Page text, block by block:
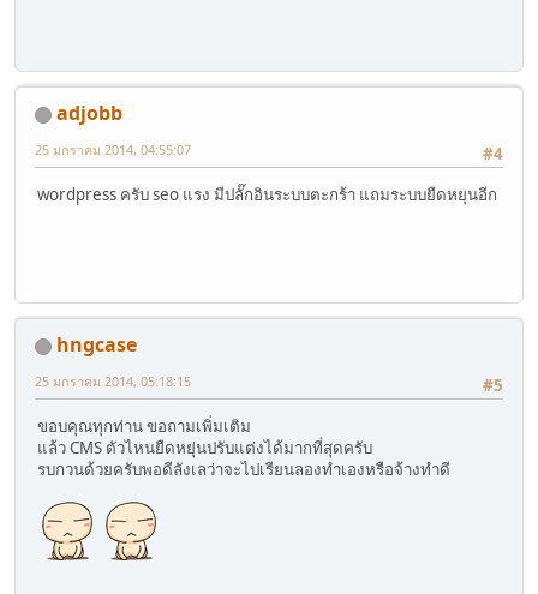
adjobb
#4
25 มกราคม 2014, 04:55:07
wordpress ครับ seo แรง มีปลั๊กอินระบบตะกร้า แถมระบบยืดหยุนอีก
hngcase
#5
25 มกราคม 2014, 05:18:15
ขอบคุณทุกท่าน ขอถามเพิ่มเติม
แล้ว CMS ตัวไหนยืดหยุ่นปรับแต่งได้มากที่สุดครับ
รบกวนด้วยครับพอดีลังเลว่าจะไปเรียนลองทำเองหรือจ้างทำดี